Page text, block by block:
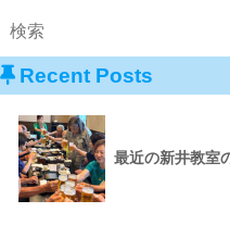
Recent Posts
最近の新井教室